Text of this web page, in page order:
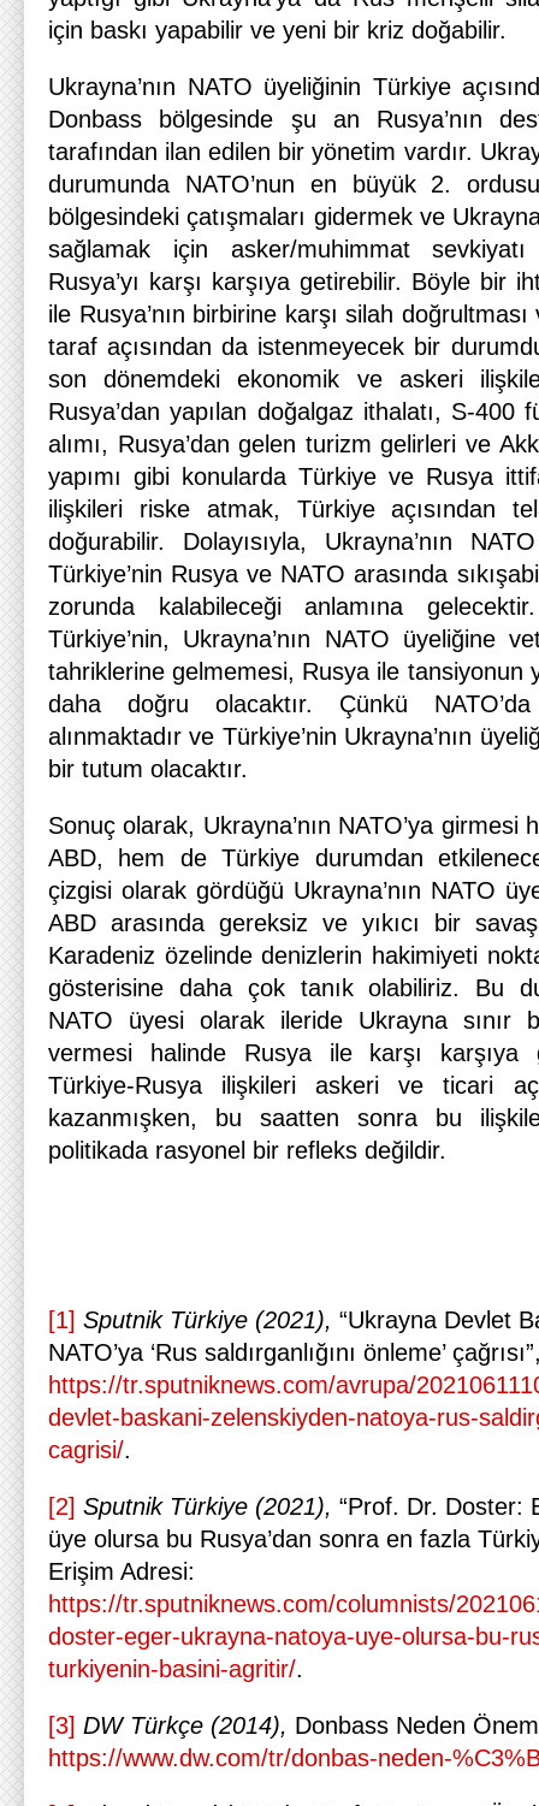
için baskı yapabilir ve yeni bir kriz doğabilir.
Ukrayna’nın NATO üyeliğinin Türkiye
Donbass bölgesinde şu an Rusya’nın
tarafından ilan edilen bir yönetim vardır.
durumunda NATO’nun en büyük 2.
bölgesindeki çatışmaları gidermek ve
sağlamak için asker/muhimmat
Rusya’yı karşı karşıya getirebilir. Böyle bir
ile Rusya’nın birbirine karşı silah
taraf açısından da istenmeyecek bir
son dönemdeki ekonomik ve askeri
Rusya’dan yapılan doğalgaz ithalatı, S-400
alımı, Rusya’dan gelen turizm gelirleri ve
yapımı gibi konularda Türkiye ve Rusya
ilişkileri riske atmak, Türkiye açısından
doğurabilir. Dolayısıyla, Ukrayna’nın
Türkiye’nin Rusya ve NATO arasında
zorunda kalabileceği anlamına
Türkiye’nin, Ukrayna’nın NATO üyeliğine
tahriklerine gelmemesi, Rusya ile tansiyonun
daha doğru olacaktır. Çünkü
alınmaktadır ve Türkiye’nin Ukrayna’nın
bir tutum olacaktır.
Sonuç olarak, Ukrayna’nın NATO’ya
ABD, hem de Türkiye durumdan
çizgisi olarak gördüğü Ukrayna’nın NATO
ABD arasında gereksiz ve yıkıcı bir
Karadeniz özelinde denizlerin hakimiyeti
gösterisine daha çok tanık olabiliriz. Bu
NATO üyesi olarak ileride Ukrayna sınır
vermesi halinde Rusya ile karşı karşıya
Türkiye-Rusya ilişkileri askeri ve ticari
kazanmışken, bu saatten sonra bu
politikada rasyonel bir refleks değildir.
[1] Sputnik Türkiye (2021), “Ukrayna Devlet
NATO’ya ‘Rus saldırganlığını önleme’
https://tr.sputniknews.com/avrupa/
devlet-baskani-zelenskiyden-natoya-rus-
cagrisi/.
[2] Sputnik Türkiye (2021), “Prof. Dr. Doster:
üye olursa bu Rusya’dan sonra en fazla
Erişim Adresi:
https://tr.sputniknews.com/columnists/
doster-eger-ukrayna-natoya-uye-olursa-bu-
turkiyenin-basini-agritir/.
[3] DW Türkçe (2014), Donbass Neden
https://www.dw.com/tr/donbas-neden-